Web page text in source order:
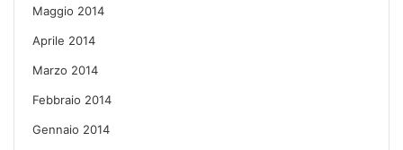
Maggio 2014
Aprile 2014
Marzo 2014
Febbraio 2014
Gennaio 2014